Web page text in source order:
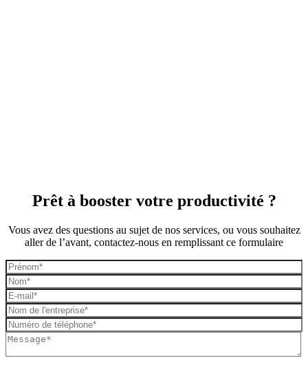
Prêt à booster votre productivité ?
Vous avez des questions au sujet de nos services, ou vous souhaitez
aller de l’avant, contactez-nous en remplissant ce formulaire